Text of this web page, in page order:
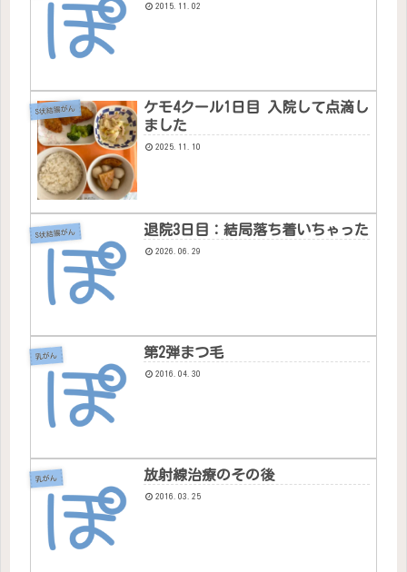
2015.11.02
S状結腸がん
ケモ4クール1日目 入院して点滴し
ました
2025.11.10
S状結腸がん 退院3日目：結局落ち着いちゃった
2026.06.29
乳がん 第2弾まつ毛
2016.04.30
乳がん 放射線治療のその後
2016.03.25